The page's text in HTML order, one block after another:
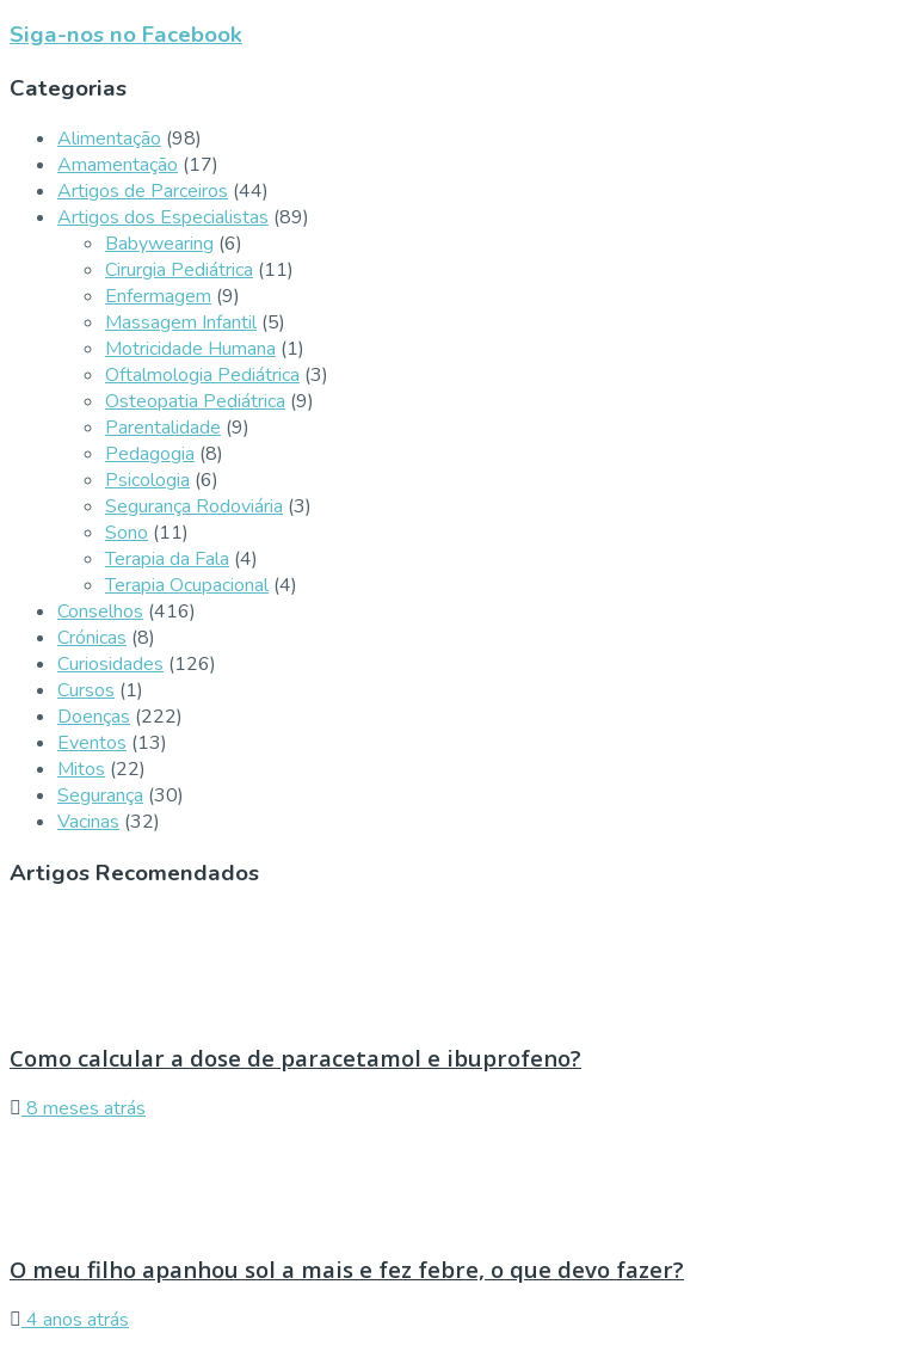
Siga-nos no Facebook
Categorias
Alimentação (98)
Amamentação (17)
Artigos de Parceiros (44)
Artigos dos Especialistas (89)
Babywearing (6)
Cirurgia Pediátrica (11)
Enfermagem (9)
Massagem Infantil (5)
Motricidade Humana (1)
Oftalmologia Pediátrica (3)
Osteopatia Pediátrica (9)
Parentalidade (9)
Pedagogia (8)
Psicologia (6)
Segurança Rodoviária (3)
Sono (11)
Terapia da Fala (4)
Terapia Ocupacional (4)
Conselhos (416)
Crónicas (8)
Curiosidades (126)
Cursos (1)
Doenças (222)
Eventos (13)
Mitos (22)
Segurança (30)
Vacinas (32)
Artigos Recomendados
Como calcular a dose de paracetamol e ibuprofeno?
8 meses atrás
O meu filho apanhou sol a mais e fez febre, o que devo fazer?
4 anos atrás